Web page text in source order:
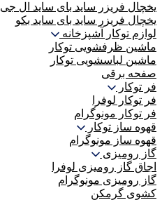
یخچال فریزر ساید بای ساید ال جی
یخچال فریزر ساید بای ساید بکو
لوازم توکار آشپزخانه
ماشین ظرفشویی توکار
ماشین لباسشویی توکار
صفحه برقی
فر توکار
فر توکار لوفرا
فر توکار مونوگرام
قهوه ساز توکار
قهوه ساز مونوگرام
گاز رومیزی
اجاق گاز رومیزی لوفرا
گاز رومیزی مونوگرام
کشوی گرمکن